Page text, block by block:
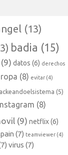
(13)
badia (15)
(9) datos (6) derechos
(8) evitar (4)
(5)
(8)
(9) netflix(6)
(7) teamviewer (4)
virus (7)